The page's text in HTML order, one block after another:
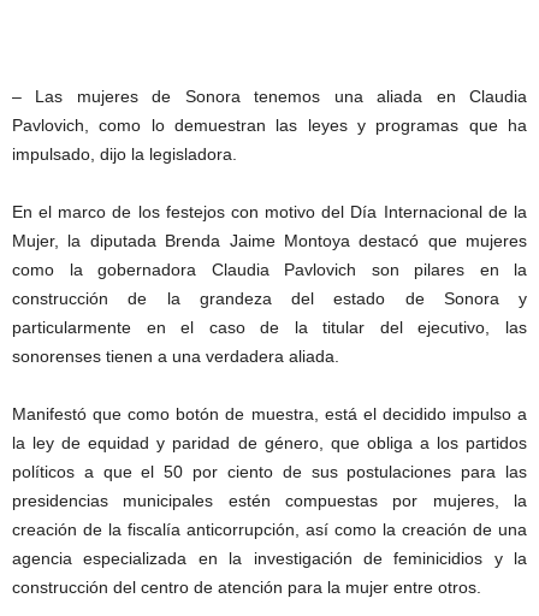
– Las mujeres de Sonora tenemos una aliada en Claudia
Pavlovich, como lo demuestran las leyes y programas que ha
impulsado, dijo la legisladora.
En el marco de los festejos con motivo del Día Internacional de la
Mujer, la diputada Brenda Jaime Montoya destacó que mujeres
como la gobernadora Claudia Pavlovich son pilares en la
construcción de la grandeza del estado de Sonora y
particularmente en el caso de la titular del ejecutivo, las
sonorenses tienen a una verdadera aliada.
Manifestó que como botón de muestra, está el decidido impulso a
la ley de equidad y paridad de género, que obliga a los partidos
políticos a que el 50 por ciento de sus postulaciones para las
presidencias municipales estén compuestas por mujeres, la
creación de la fiscalía anticorrupción, así como la creación de una
agencia especializada en la investigación de feminicidios y la
construcción del centro de atención para la mujer entre otros.